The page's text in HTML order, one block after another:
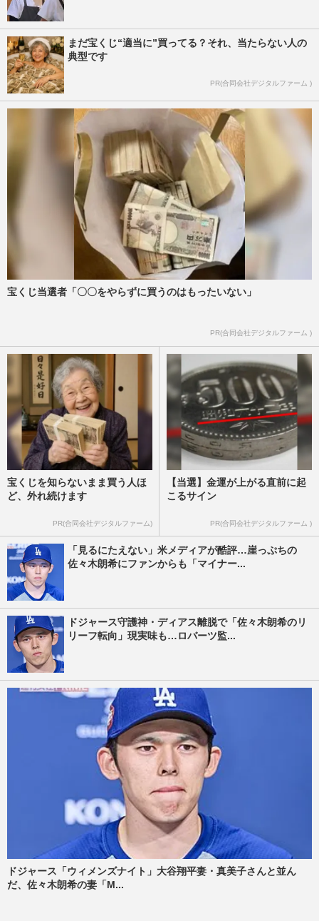
まだ宝くじ“適当に”買ってる？それ、当たらない人の
典型です
PR(合同会社デジタルファーム )
宝くじ当選者「〇〇をやらずに買うのはもったいない」
PR(合同会社デジタルファーム )
宝くじを知らないまま買う人ほ
ど、外れ続けます
PR(合同会社デジタルファーム)
【当選】金運が上がる直前に起
こるサイン
PR(合同会社デジタルファーム )
「見るにたえない」米メディアが酷評…崖っぷちの
佐々木朗希にファンからも「マイナー...
ドジャース守護神・ディアス離脱で「佐々木朗希のリ
リーフ転向」現実味も…ロバーツ監...
ドジャース「ウィメンズナイト」大谷翔平妻・真美子さんと並ん
だ、佐々木朗希の妻「M...